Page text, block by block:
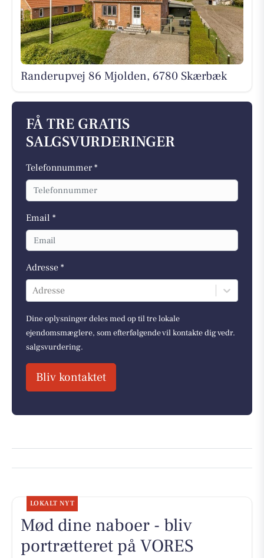
Randerupvej 86 Mjolden, 6780 Skærbæk
FÅ TRE GRATIS
SALGSVURDERINGER
Telefonnummer *
Email *
Adresse *
Adresse
Dine oplysninger deles med op til tre lokale
ejendomsmæglere, som efterfølgende vil kontakte dig vedr.
salgsvurdering.
Bliv kontaktet
LOKALT NYT
Mød dine naboer - bliv
portrætteret på VORES